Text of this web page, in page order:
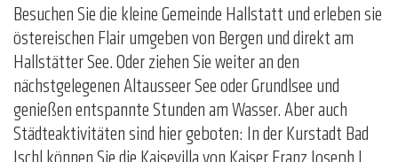
Besuchen Sie die kleine Gemeinde Hallstatt und erleben sie
östereischen Flair umgeben von Bergen und direkt am
Hallstätter See. Oder ziehen Sie weiter an den
nächstgelegenen Altausseer See oder Grundlsee und
genießen entspannte Stunden am Wasser. Aber auch
Städteaktivitäten sind hier geboten: In der Kurstadt Bad